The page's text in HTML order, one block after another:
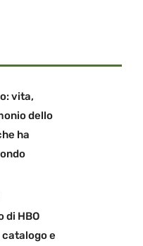
vita,
dello
ha
di HBO
catalogo e